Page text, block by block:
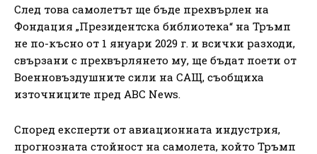
След това самолетът ще бъде прехвърлен на
Фондация „Президентска библиотека“ на Тръмп
не по-късно от 1 януари 2029 г. и всички разходи,
свързани с прехвърлянето му, ще бъдат поети от
Военновъздушните сили на САЩ, съобщиха
източниците пред ABC News.
Според експерти от авиационната индустрия,
прогнозната стойност на самолета, който Тръмп